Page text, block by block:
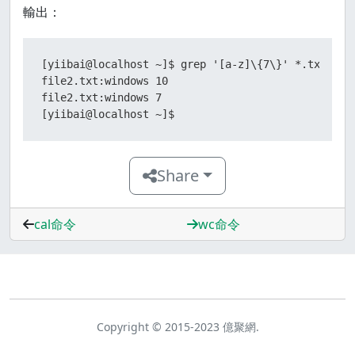
輸出：
[yiibai@localhost ~]$ grep '[a-z]\{7\}' *.txt
file2.txt:windows 10
file2.txt:windows 7
[yiibai@localhost ~]$
Share
cal命令 wc命令
Copyright © 2015-2023 億聚網.